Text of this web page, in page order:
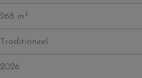
268 m²
Traditioneel
2026